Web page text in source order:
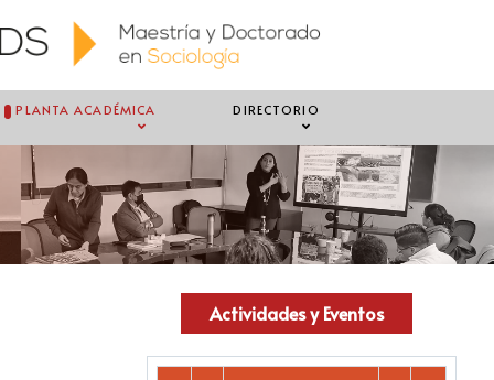
PLANTA ACADÉMICA DIRECTORIO
Actividades y Eventos